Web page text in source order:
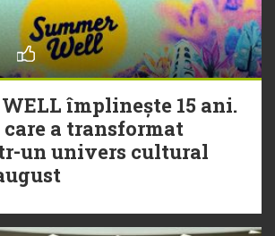
împlinește 15 ani.
a transformat
un univers cultural